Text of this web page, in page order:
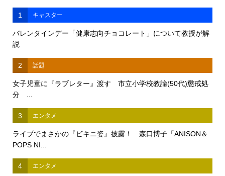
1 キャスター
バレンタインデー「健康志向チョコレート」について教授が解
説
2 話題
女子児童に『ラブレター』渡す 市立小学校教諭(50代)懲戒処
分 ...
3 エンタメ
ライブでまさかの『ビキニ姿』披露！ 森口博子「ANISON＆
POPS NI...
4 エンタメ